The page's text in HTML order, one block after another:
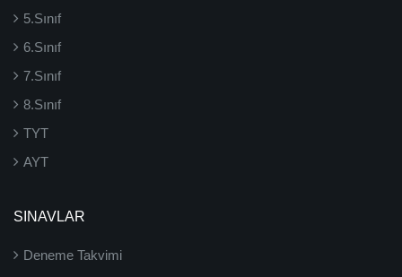
5.Sınıf
6.Sınıf
7.Sınıf
8.Sınıf
TYT
AYT
SINAVLAR
Deneme Takvimi